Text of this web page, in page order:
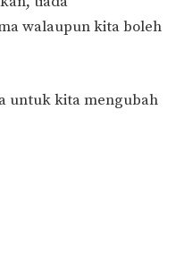
walaupun kita boleh
untuk kita mengubah